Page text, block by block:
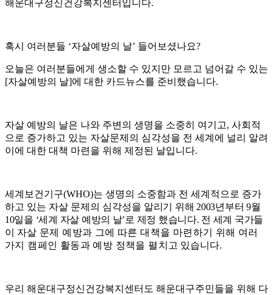
해운대구정신건강복지센터입니다.
혹시 여러분들 ‘자살예방의 날’ 들어보셨나요?
오늘은 여러분들에게 생소할 수 있지만 모르고 넘어갈 수 있는
[자살예방의 날]에 대한 카드뉴스를 준비했습니다.
자살 예방의 날은 나와 주변의 생명을 소중히 여기고, 사회적
으로 증가하고 있는 자살문제의 심각성을 전 세계에 널리 알려
이에 대한 대책 마련을 위해 제정된 날입니다.
세계보건기구(WHO)는 생명의 소중함과 전 세계적으로 증가
하고 있는 자살 문제의 심각성을 알리기 위해 2003년부터9월
10일을 ‘세계 자살 예방의 날’로 제정 했습니다. 전 세계 국가들
이
자살 문제 예방과 그에 따른 대책을 마련하기 위해 여러
가지 캠페인 활동과 예방 정책을 펼치고 있습니다.
우리 해운대구정신건강복지센터도 해운대구주민들을 위해 다